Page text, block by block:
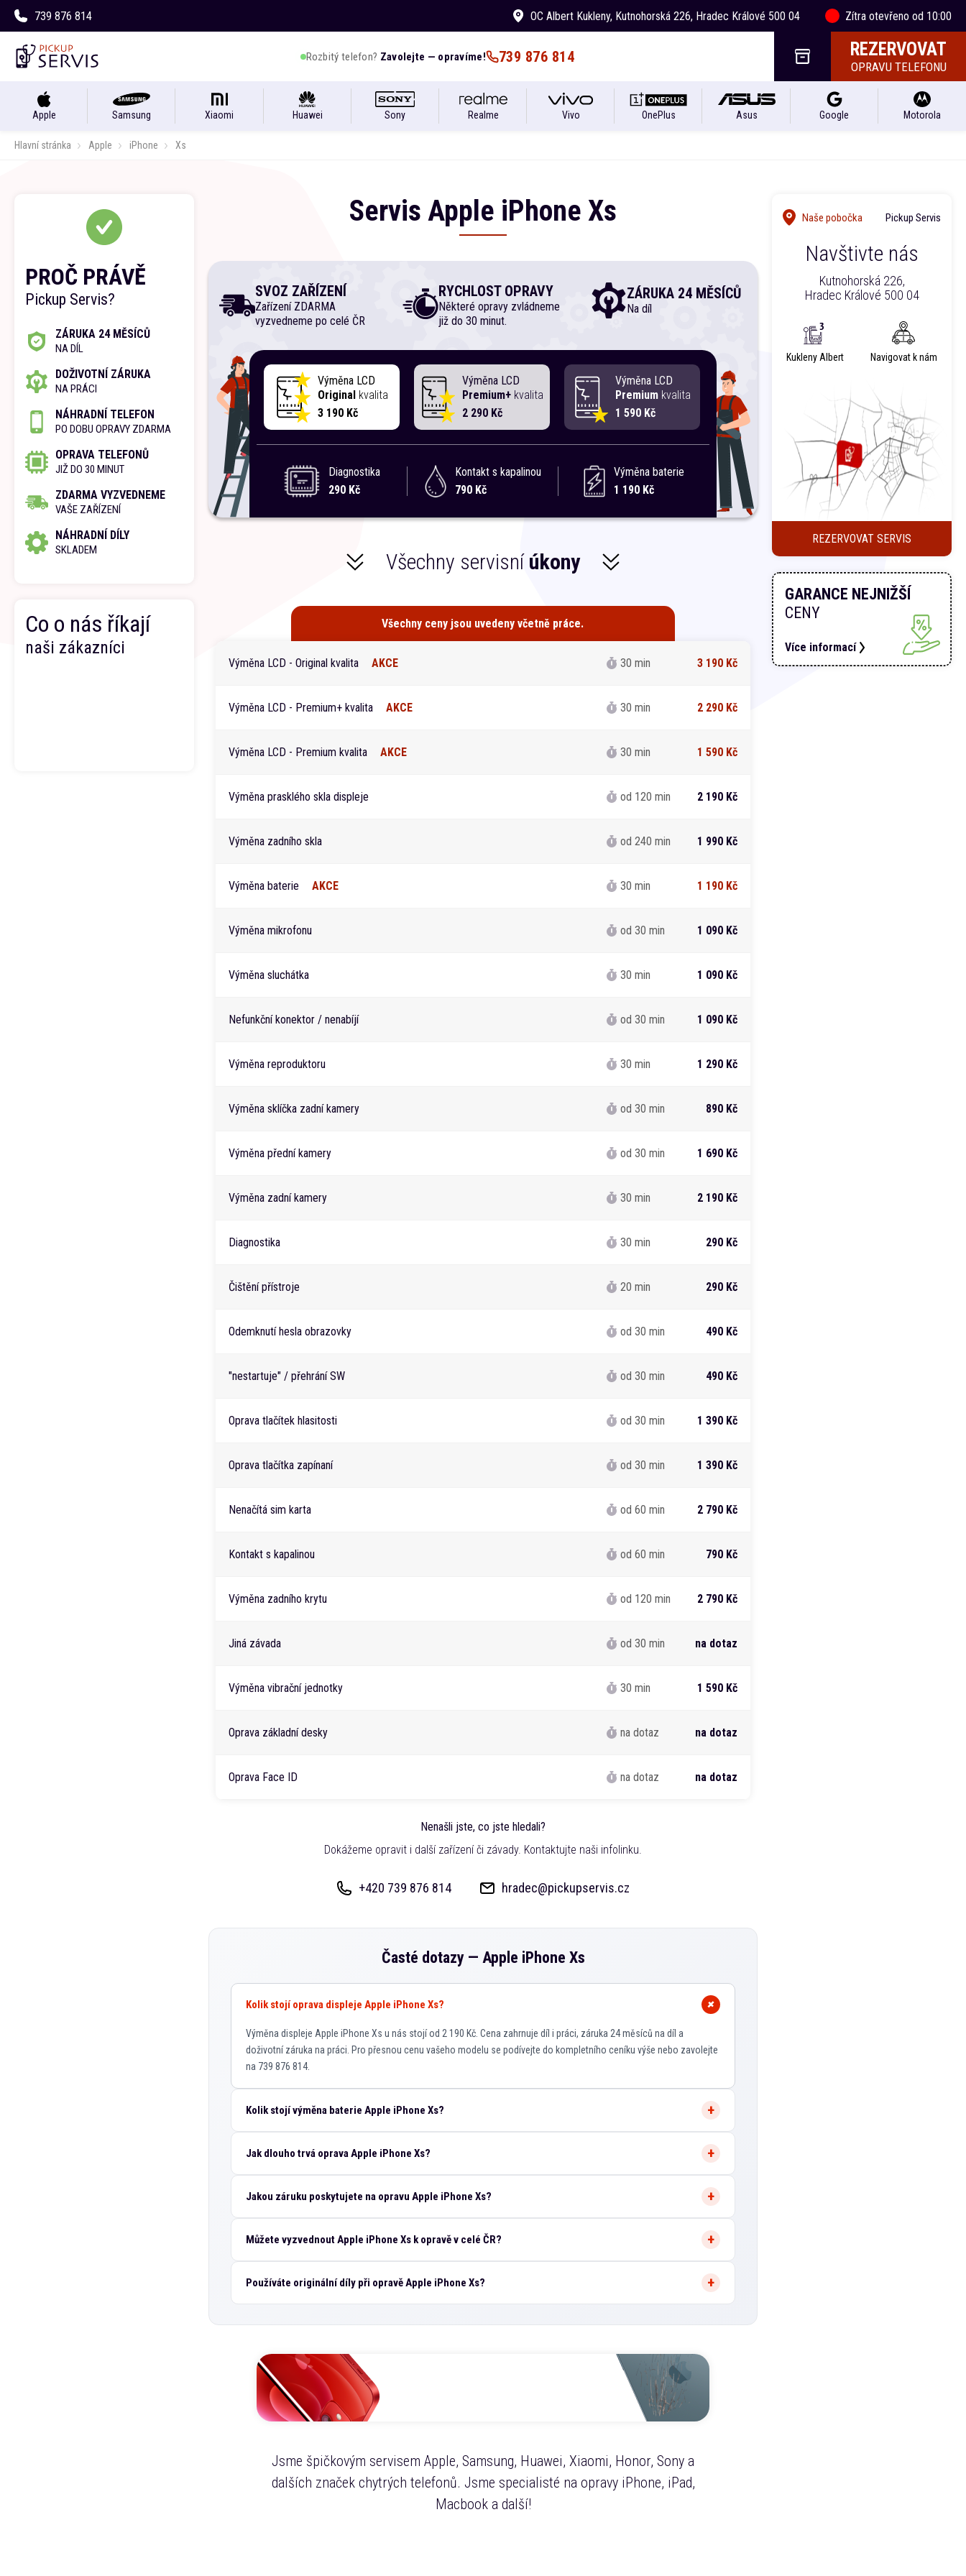
739 876 814 OC Albert Kukleny, Kutnohorská 226, Hradec Králové 500 04 Zítra otevřeno od 10:00
Rozbitý telefon? Zavolejte — opravíme! 739 876 814 REZERVOVAT
OPRAVU TELEFONU
Apple Samsung Xiaomi Huawei Sony Realme Vivo OnePlus Asus Google Motorola
Hlavní stránka Apple iPhone Xs
Servis Apple iPhone Xs
SVOZ ZAŘÍZENÍ
Zařízení ZDARMA
vyzvedneme po celé ČR
RYCHLOST OPRAVY
Některé opravy zvládneme
již do 30 minut.
ZÁRUKA 24 MĚSÍCŮ
Na díl
Výměna LCD
Originalkvalita
3 190 Kč
Výměna LCD
Premium+ kvalita
2 290 Kč
Výměna LCD
Premium kvalita
1 590 Kč
Diagnostika
290 Kč
Kontakt s kapalinou
790 Kč
Výměna baterie
1 190 Kč
Všechny servisní úkony
Všechny ceny jsou uvedeny včetně práce.
Výměna LCD - Original kvalita AKCE 30 min 3 190 Kč
Výměna LCD - Premium+ kvalita AKCE 30 min 2 290 Kč
Výměna LCD - Premium kvalita AKCE 30 min 1 590 Kč
Výměna prasklého skla displeje od 120 min 2 190 Kč
Výměna zadního skla od 240 min 1 990 Kč
Výměna baterie AKCE 30 min 1 190 Kč
Výměna mikrofonu od 30 min 1 090 Kč
Výměna sluchátka 30 min 1 090 Kč
Nefunkční konektor / nenabíjí od 30 min 1 090 Kč
Výměna reproduktoru 30 min 1 290 Kč
Výměna sklíčka zadní kamery od 30 min 890 Kč
Výměna přední kamery od 30 min 1 690 Kč
Výměna zadní kamery 30 min 2 190 Kč
Diagnostika 30 min 290 Kč
Čištění přístroje 20 min 290 Kč
Odemknutí hesla obrazovky od 30 min 490 Kč
"nestartuje" / přehrání SW od 30 min 490 Kč
Oprava tlačítek hlasitosti od 30 min 1 390 Kč
Oprava tlačítka zapínaní od 30 min 1 390 Kč
Nenačítá sim karta od 60 min 2 790 Kč
Kontakt s kapalinou od 60 min 790 Kč
Výměna zadního krytu od 120 min 2 790 Kč
Jiná závada od 30 min na dotaz
Výměna vibrační jednotky 30 min 1 590 Kč
Oprava základní desky na dotaz na dotaz
Oprava Face ID na dotaz na dotaz
Nenašli jste, co jste hledali?
Dokážeme opravit i další zařízení či závady. Kontaktujte naši infolinku.
+420 739 876 814 hradec@pickupservis.cz
Časté dotazy — Apple iPhone Xs
Kolik stojí oprava displeje Apple iPhone Xs?
Výměna displeje Apple iPhone Xs u nás stojí od 2 190 Kč. Cena zahrnuje díl i práci, záruka 24 měsíců na díl a
doživotní záruka na práci. Pro přesnou cenu vašeho modelu se podívejte do kompletního ceníku výše nebo zavolejte
na 739 876 814.
Kolik stojí výměna baterie Apple iPhone Xs?
Jak dlouho trvá oprava Apple iPhone Xs?
Jakou záruku poskytujete na opravu Apple iPhone Xs?
Můžete vyzvednout Apple iPhone Xs k opravě v celé ČR?
Používáte originální díly při opravě Apple iPhone Xs?
Jsme špičkovým servisem Apple, Samsung, Huawei, Xiaomi, Honor, Sony a
dalších značek chytrých telefonů. Jsme specialisté na opravy iPhone, iPad,
Macbook a další!
PROČ PRÁVĚ
Pickup Servis?
ZÁRUKA 24 MĚSÍCŮ
NA DÍL
DOŽIVOTNÍ ZÁRUKA
NA PRÁCI
NÁHRADNÍ TELEFON
PO DOBU OPRAVY ZDARMA
OPRAVA TELEFONŮ
JIŽ DO 30 MINUT
ZDARMA VYZVEDNEME
VAŠE ZAŘÍZENÍ
NÁHRADNÍ DÍLY
SKLADEM
Co o nás říkají
naši zákazníci
Naše pobočka Pickup Servis
Navštivte nás
Kutnohorská 226,
Hradec Králové 500 04
Kukleny Albert Navigovat k nám
REZERVOVAT SERVIS
GARANCE NEJNIŽŠÍ
CENY
Více informací